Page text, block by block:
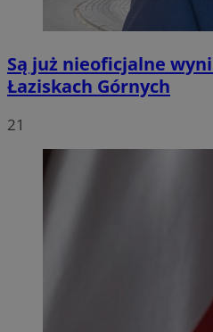
Są już nieoficjalne
Łaziskach Górnych
21